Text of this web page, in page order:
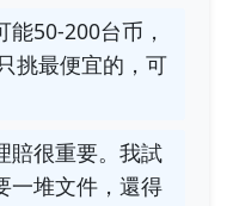
50-200台币，
挑最便宜的，可
賠很重要。我試
一堆文件，還得